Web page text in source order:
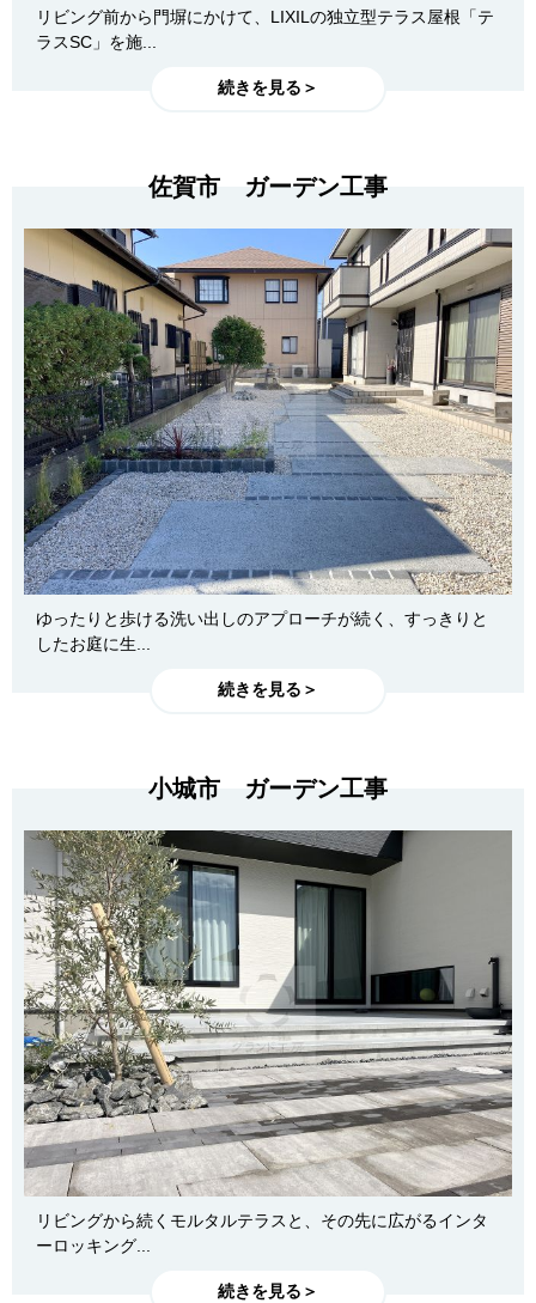
リビング前から門塀にかけて、LIXILの独立型テラス屋根「テ
ラスSC」を施...
続きを見る＞
佐賀市 ガーデン工事
ゆったりと歩ける洗い出しのアプローチが続く、すっきりと
したお庭に生...
続きを見る＞
小城市 ガーデン工事
リビングから続くモルタルテラスと、その先に広がるインタ
ーロッキング...
続きを見る＞